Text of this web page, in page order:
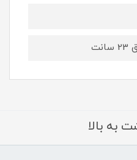
به بالا